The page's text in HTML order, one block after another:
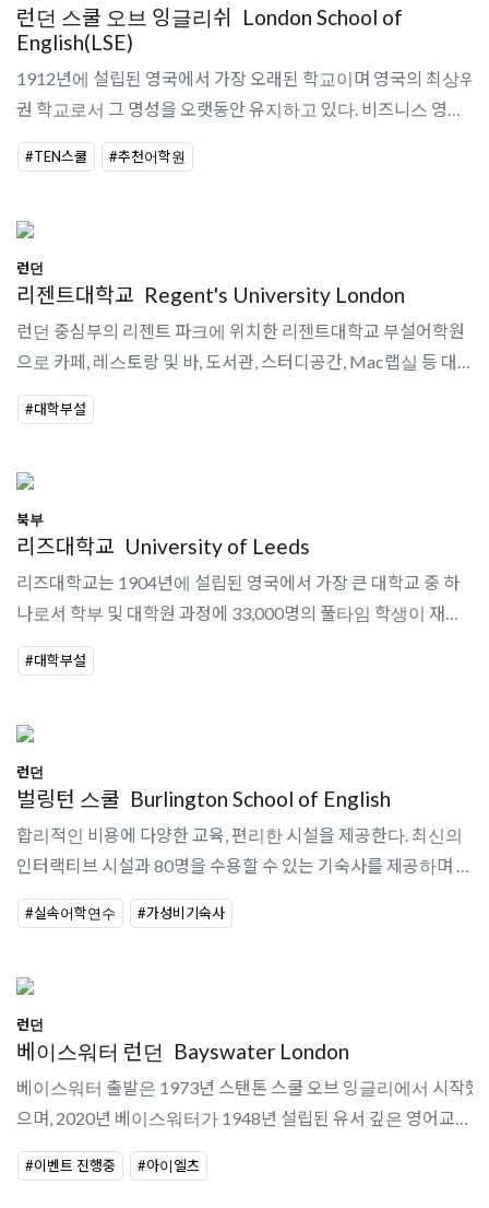
런던 스쿨 오브 잉글리쉬
London School of
English(LSE)
1912년에 설립된 영국에서 가장 오래된 학교이며 영국의 최상위
권 학교로서 그 명성을 오랫동안 유지하고 있다. 비즈니스 영어
전문 센터를 가지고 있어 우리나라 대기업을 비롯한 전세계 약
80여개의 기업들로부터 ..
#TEN스쿨 #추천어학원
런던
리젠트대학교 Regent's University London
런던 중심부의 리젠트 파크에 위치한 리젠트대학교 부설어학원
으로 카페, 레스토랑 및 바, 도서관, 스터디공간, Mac랩실 등 대학
시설 이용이 가능하며 10주 이상 등록 시 대학교 학생회 파티 및
소셜 이벤트 참여가..
#대학부설
북부
리즈대학교 University of Leeds
리즈대학교는 1904년에 설립된 영국에서 가장 큰 대학교 중 하
나로서 학부 및 대학원 과정에 33,000명의 풀타임 학생이 재학
중이며, 메인 캠퍼스는 리즈의 시내 중심에서 북쪽에 위치해 있
다. 러셀그룹 회원 대학교..
#대학부설
런던
벌링턴 스쿨 Burlington School of English
합리적인 비용에 다양한 교육, 편리한 시설을 제공한다. 최신의
인터랙티브 시설과 80명을 수용할 수 있는 기숙사를 제공하며 기
숙사 신청시 하루 2번 식사가 제공이 된다. 기숙사를 이용하지 않
는 경우에도 학원에..
#실속어학연수 #가성비기숙사
런던
베이스워터 런던 Bayswater London
베이스워터 출발은 1973년 스탠톤 스쿨 오브 잉글리에서 시작했
으며, 2020년 베이스워터가 1948년 설립된 유서 깊은 영어교육
어학원인 유로센터를 인수했다. 런던 센터는 교실 15개와 학생
라운지, 학생 주방, 자습..
#이벤트 진행중 #아이엘츠